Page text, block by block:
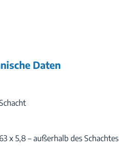
Daten
x 5,8 – außerhalb des Schachtes